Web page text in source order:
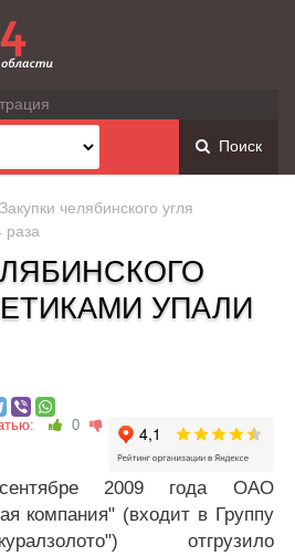
Поиск
челябинского угля
раза
УПАЛИ
0
2009 года ОАО
компания" (входит в Группу
отгрузило